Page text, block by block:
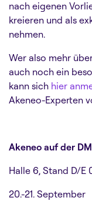
nach eigenen
kreieren und als
nehmen.
​​Wer also mehr
auch noch ein
kann sich hier
Akeneo-Experten
Akeneo auf der
Halle 6, Stand D/E
20.-21. September